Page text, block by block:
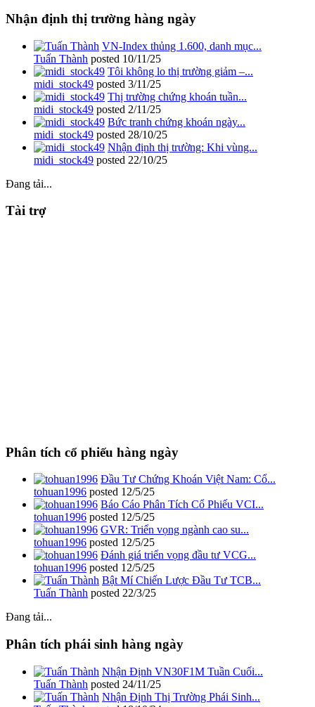
Nhận định thị trường hàng ngày
VN-Index thủng 1.600, danh mục...
Tuấn Thành posted 10/11/25
Tôi không lo thị trường giảm –...
midi_stock49 posted 3/11/25
Thị trường chứng khoán tuần...
midi_stock49 posted 2/11/25
Bức tranh chứng khoán ngày...
midi_stock49 posted 28/10/25
Nhận định thị trường: Khi vùng...
midi_stock49 posted 22/10/25
Đang tải...
Tài trợ
Phân tích cổ phiếu hàng ngày
Đầu Tư Chứng Khoán Việt Nam: Cổ...
tohuan1996 posted 12/5/25
Báo Cáo Phân Tích Cổ Phiếu VCI...
tohuan1996 posted 12/5/25
GVR: Triển vọng ngành cao su...
tohuan1996 posted 12/5/25
Đánh giá triển vọng đầu tư VCG...
tohuan1996 posted 12/5/25
Bật Mí Chiến Lược Đầu Tư TCB...
Tuấn Thành posted 22/3/25
Đang tải...
Phân tích phái sinh hàng ngày
Nhận Định VN30F1M Tuần Cuối...
Tuấn Thành posted 24/11/25
Nhận Định Thị Trường Phái Sinh...